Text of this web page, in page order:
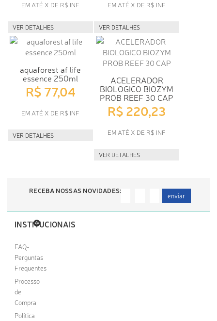
EM ATÉ X DE R$ INF
VER DETALHES
EM ATÉ X DE R$ INF
VER DETALHES
aquaforest af life
essence 250ml
R$ 77,04
EM ATÉ X DE R$ INF
VER DETALHES
ACELERADOR
BIOLOGICO BIOZYM
PROB REEF 30 CAP
R$ 220,23
EM ATÉ X DE R$ INF
VER DETALHES
RECEBA NOSSAS NOVIDADES:
enviar
INSTITUCIONAIS
FAQ-
Perguntas
Frequentes
Processo
de
Compra
Política